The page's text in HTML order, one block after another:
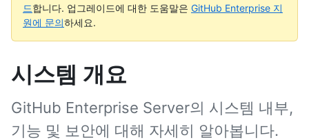
드합니다. 업그레이드에 대한 도움말은 GitHub Enterprise 지
원에 문의하세요.
시스템 개요
GitHub Enterprise Server의 시스템 내부,
기능 및 보안에 대해 자세히 알아봅니다.